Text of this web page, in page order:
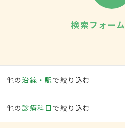
検索フォー
他の沿線・駅で絞り込む
他の 診療科目で絞り込む